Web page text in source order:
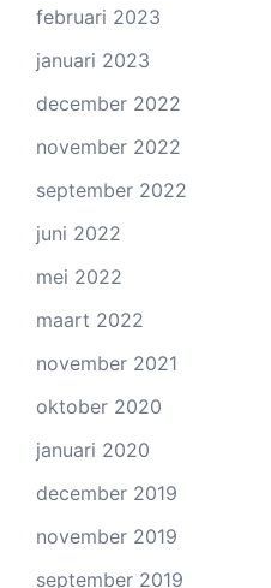
februari 2023
januari 2023
december 2022
november 2022
september 2022
juni 2022
mei 2022
maart 2022
november 2021
oktober 2020
januari 2020
december 2019
november 2019
september 2019